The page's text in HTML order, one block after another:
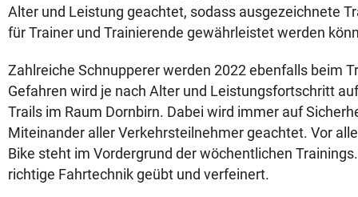
Alter und Leistung geachtet, sodass ausgezeichnete
für Trainer und Trainierende gewährleistet werden
Zahlreiche Schnupperer werden 2022 ebenfalls beim
Gefahren wird je nach Alter und Leistungsfortschritt
Trails im Raum Dornbirn. Dabei wird immer auf
Miteinander aller Verkehrsteilnehmer geachtet. Vor
Bike steht im Vordergrund der wöchentlichen
richtige Fahrtechnik geübt und verfeinert.